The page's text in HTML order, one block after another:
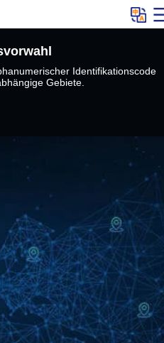
Identifikationscode
Gebiete.